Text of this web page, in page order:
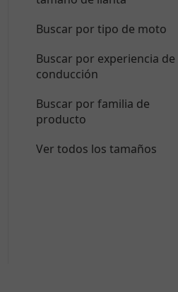
Buscar por tipo de moto
Buscar por experiencia de
conducción
Buscar por familia de
producto
Ver todos los tamaños